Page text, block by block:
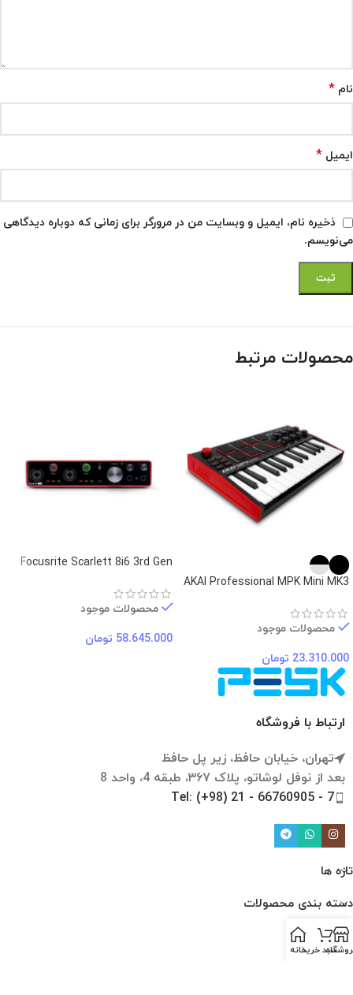
نام *
ایمیل *
ذخیره نام، ایمیل و وبسایت من در مرورگر برای زمانی که دوباره دیدگاهی
می‌نویسم.
محصولات مرتبط
AKAI Professional MPK Mini MK3
محصولات موجود
23.310.000 تومان
Focusrite Scarlett 8i6 3rd Gen
محصولات موجود
58.645.000 تومان
ارتباط با فروشگاه
تهران، خیابان حافظ، زیر پل حافظ
بعد از نوفل لوشاتو، پلاک ۳۶۷، طبقه 4، واحد 8
Tel: (+98) 21 - 66760905 - 7
تازه ها
دسته بندی محصولات
لینک ها
سبد خریدخانه